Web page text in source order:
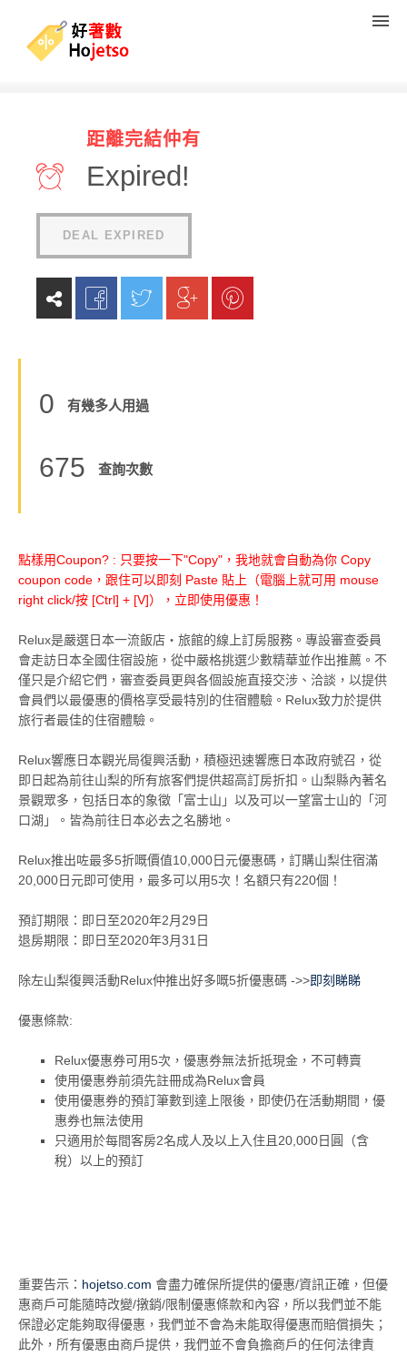
Relux 山梨復興活動即減
¥10000優惠券 低至5折
(0 reviews)
距離完結仲有
Expired!
DEAL EXPIRED
0 有幾多人用過
675 查詢次數
點樣用Coupon? : 只要按一下"Copy"，我地就會自動為你 Copy
coupon code，跟住可以即刻 Paste 貼上（電腦上就可用 mouse
right click/按 [Ctrl] + [V]），立即使用優惠！
Relux是嚴選日本一流飯店・旅館的線上訂房服務。專設審查委員
會走訪日本全國住宿設施，從中嚴格挑選少數精華並作出推薦。不
僅只是介紹它們，審查委員更與各個設施直接交涉、洽談，以提供
會員們以最優惠的價格享受最特別的住宿體驗。Relux致力於提供
旅行者最佳的住宿體驗。
Relux響應日本觀光局復興活動，積極迅速響應日本政府號召，從
即日起為前往山梨的所有旅客們提供超高訂房折扣。山梨縣內著名
景觀眾多，包括日本的象徵「富士山」以及可以一望富士山的「河
口湖」。皆為前往日本必去之名勝地。
Relux推出咗最多5折嘅價值10,000日元優惠碼，訂購山梨住宿滿
20,000日元即可使用，最多可以用5次！名額只有220個！
預訂期限：即日至2020年2月29日
退房期限：即日至2020年3月31日
除左山梨復興活動Relux仲推出好多嘅5折優惠碼 ->>即刻睇睇
優惠條款:
Relux優惠券可用5次，優惠券無法折抵現金，不可轉賣
使用優惠券前須先註冊成為Relux會員
使用優惠券的預訂筆數到達上限後，即使仍在活動期間，優
惠券也無法使用
只適用於每間客房2名成人及以上入住且20,000日圓（含
稅）以上的預訂
重要告示： hojetso.com 會盡力確保所提供的優惠/資訊正確，但優
惠商戶可能隨時改變/撴銷/限制優惠條款和內容，所以我們並不能
保證必定能夠取得優惠，我們並不會為未能取得優惠而賠償損失；
此外，所有優惠由商戶提供，我們並不會負擔商戶的任何法律責